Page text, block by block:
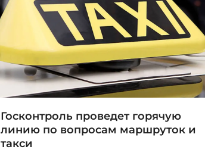
Госконтроль проведет горячую
линию по вопросам маршруток и
такси